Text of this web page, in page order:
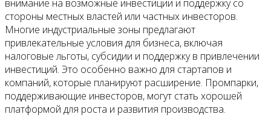
внимание на возможные инвестиции и поддержку со
стороны местных властей или частных инвесторов.
Многие индустриальные зоны предлагают
привлекательные условия для бизнеса, включая
налоговые льготы, субсидии и поддержку в привлечении
инвестиций. Это особенно важно для стартапов и
компаний, которые планируют расширение. Промпарки,
поддерживающие инвесторов, могут стать хорошей
платформой для роста и развития производства.